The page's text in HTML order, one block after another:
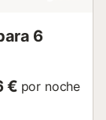
6
€ por noche